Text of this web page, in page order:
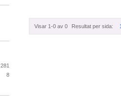
Visar 1-0 av 0 Resultat per sida:
281
8